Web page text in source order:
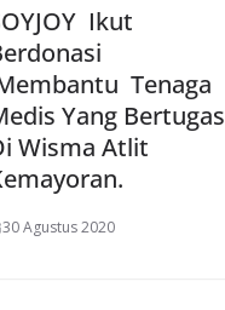
Ikut
Tenaga
Yang Bertugas
Wisma Atlit
30 Agustus 2020